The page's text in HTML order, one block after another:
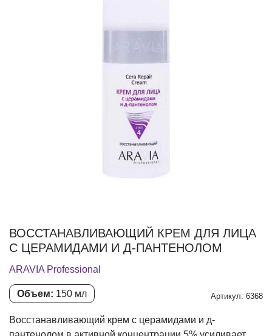
ВОССТАНАВЛИВАЮЩИЙ КРЕМ ДЛЯ ЛИЦА
С ЦЕРАМИДАМИ И Д-ПАНТЕНОЛОМ
ARAVIA Professional
Объем: 150 мл Артикул: 6368
Восстанавливающий крем с церамидами и д-